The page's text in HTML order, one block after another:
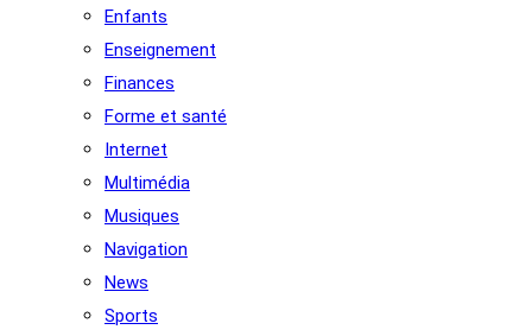
Enfants
Enseignement
Finances
Forme et santé
Internet
Multimédia
Musiques
Navigation
News
Sports